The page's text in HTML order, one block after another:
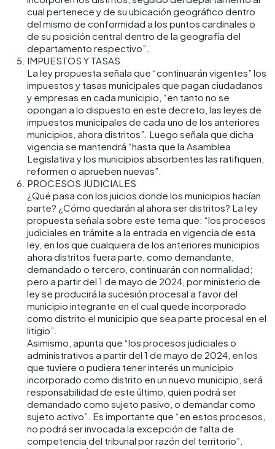
cual pertenece y de su ubicación geográfico dentro
del mismo de conformidad a los puntos cardinales o
de su posición central dentro de la geografía del
departamento respectivo”.
IMPUESTOS Y TASAS
La ley propuesta señala que “continuarán vigentes” los
impuestos y tasas municipales que pagan ciudadanos
y empresas en cada municipio, “en tanto no se
opongan a lo dispuesto en este decreto, las leyes de
impuestos municipales de cada uno de los anteriores
municipios, ahora distritos”. Luego señala que dicha
vigencia se mantendrá “hasta que la Asamblea
Legislativa y los municipios absorbentes las ratifiquen,
reformen o aprueben nuevas”.
PROCESOS JUDICIALES
¿Qué pasa con los juicios donde los municipios hacían
parte? ¿Cómo quedarán al ahora ser distritos? La ley
propuesta señala sobre este tema que: “los procesos
judiciales en trámite a la entrada en vigencia de esta
ley, en los que cualquiera de los anteriores municipios
ahora distritos fuera parte, como demandante,
demandado o tercero, continuarán con normalidad;
pero a partir del 1 de mayo de 2024, por ministerio de
ley se producirá la sucesión procesal a favor del
municipio integrante en el cual quede incorporado
como distrito el municipio que sea parte procesal en el
litigio”.
Asimismo, apunta que “los procesos judiciales o
administrativos a partir del 1 de mayo de 2024, en los
que tuviere o pudiera tener interés un municipio
incorporado como distrito en un nuevo municipio, será
responsabilidad de este último, quien podrá ser
demandado como sujeto pasivo, o demandar como
sujeto activo”. Es importante que “en estos procesos,
no podrá ser invocada la excepción de falta de
competencia del tribunal por razón del territorio”.